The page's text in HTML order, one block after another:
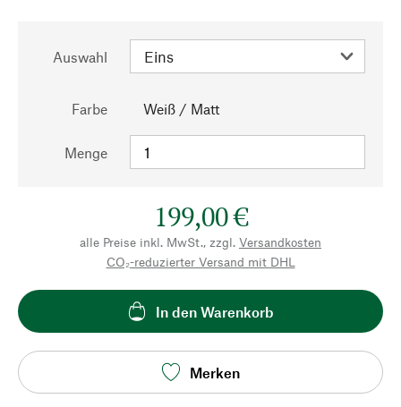
Auswahl
Farbe Weiß / Matt
Menge
199,00 €
alle Preise inkl. MwSt., zzgl. Versandkosten
CO₂-reduzierter Versand mit DHL
In den Warenkorb
Merken